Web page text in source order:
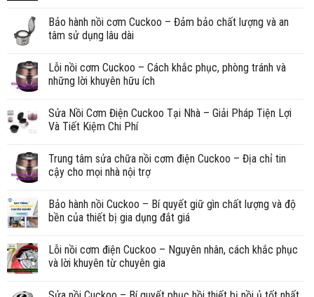
Bảo hành nồi cơm Cuckoo – Đảm bảo chất lượng và an
tâm sử dụng lâu dài
Lỗi nồi cơm Cuckoo – Cách khắc phục, phòng tránh và
những lời khuyên hữu ích
Sửa Nồi Cơm Điện Cuckoo Tại Nhà – Giải Pháp Tiện Lợi
Và Tiết Kiệm Chi Phí
Trung tâm sửa chữa nồi cơm điện Cuckoo – Địa chỉ tin
cậy cho mọi nhà nội trợ
Bảo hành nồi Cuckoo – Bí quyết giữ gìn chất lượng và độ
bền của thiết bị gia dụng đắt giá
Lỗi nồi cơm điện Cuckoo – Nguyên nhân, cách khắc phục
và lời khuyên từ chuyên gia